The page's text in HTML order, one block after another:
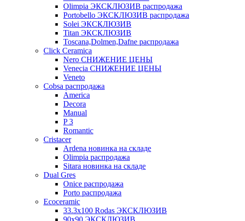
Olimpia ЭКСКЛЮЗИВ распродажа
Portobello ЭКСКЛЮЗИВ распродажа
Solei ЭКСКЛЮЗИВ
Titan ЭКСКЛЮЗИВ
Toscana,Dolmen,Dafne распродажа
Cliсk Ceramica
Nero СНИЖЕНИЕ ЦЕНЫ
Venecia СНИЖЕНИЕ ЦЕНЫ
Veneto
Cobsa распродажа
America
Decora
Manual
P 3
Romantic
Cristacer
Ardena новинка на складе
Olimpia распродажа
Sitara новинка на складе
Dual Gres
Onice распродажа
Porto распродажа
Ecoceramic
33.3х100 Rodas ЭКСКЛЮЗИВ
90x90 ЭКСКЛЮЗИВ